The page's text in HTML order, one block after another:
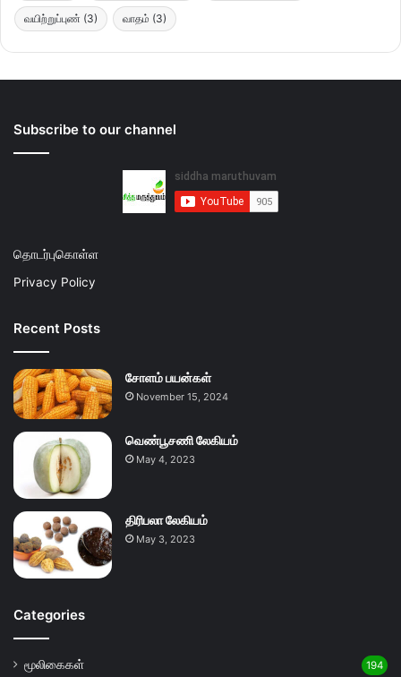
வயிற்றுப்புண் (3) வாதம் (3)
Subscribe to our channel
தொடர்புகொள்ள
Privacy Policy
Recent Posts
சோளம் பயன்கள்
November 15, 2024
வெண்பூசணி லேகியம்
May 4, 2023
திரிபலா லேகியம்
May 3, 2023
Categories
மூலிகைகள் 194